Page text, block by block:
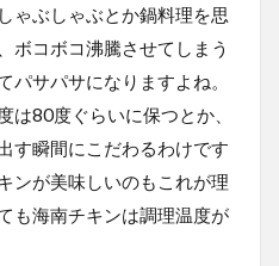
ゃぶしゃぶとか鍋料理を思
ボコボコ沸騰させてしまう
パサパサになりますよね。
は80度ぐらいに保つとか、
す瞬間にこだわるわけです
ンが美味しいのもこれが理
も海南チキンは調理温度が